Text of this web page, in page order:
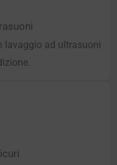
lavaggio ad ultrasuoni